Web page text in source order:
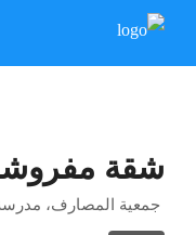
شقة
جمعية المصارف،